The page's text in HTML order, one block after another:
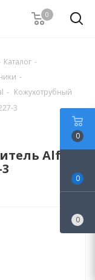
0
Каталог -
-
- Кожухотрубный
3
Alfa
0
0
0